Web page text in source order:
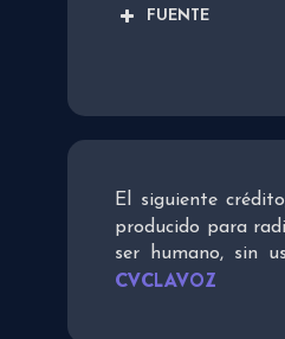
FUENTE
El siguiente
producido para
ser humano, sin
CVCLAVOZ